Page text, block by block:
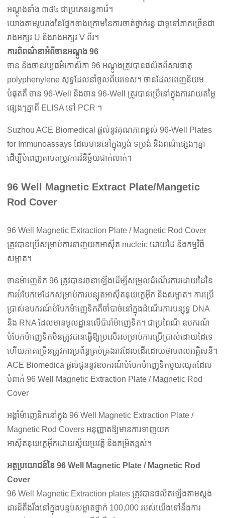
អណ្តូង​ទាំង ៣៨៤ ជា​ប្រភេទ​រន្ធ​ការ៉េ។
យោងតាមរូបរាងនៃផ្នែកខាងក្រោមនៃការចាត់ថ្នាក់រន្ធ ជាទូទៅភាគច្រើនជា
រាងអក្សរ U និងរាងអក្សរ V ពីរ។
ការពិពណ៌នាអំពីចានអណ្តូង 96
ចាន និងចានវប្បធម៌កោសិកា 96 អណ្តូងត្រូវបានផលិតពីសារធាតុ
polyphenylene សុទ្ធដែលនាំចូលពីបរទេស។ ចានដែលពេញនិយម
បំផុតគឺ ចាន 96-Well និងចាន 96-Well ត្រូវបានប្រើនៅក្នុងការវាយតម្លៃ
ផ្សេងៗគ្នាពី ELISA ទៅ PCR ។
Suzhou ACE Biomedical ផ្តល់នូវគុណភាពខ្ពស់ 96-Well Plates
for Immunoassays ដែលមាននៅក្នុងប្លង់ ទម្រង់ និងពណ៌ផ្សេងៗគ្នា
ដើម្បីបំពេញតាមតម្រូវការវិនិច្ឆ័យជាក់លាក់។
96 Well Magnetic Extract Plate/Mangetic
Rod Cover
96 Well Magnetic Extraction Plate / Magnetic Rod Cover
ត្រូវបានប្រើសម្រាប់ការទាញយកអាស៊ីត nucleic ដោយដៃ និងកម្មវិធី
សម្អាត។
ចានម៉ាញេទិក 96 ត្រូវបានរចនាឡើងដើម្បីសម្រួលដំណើរការដោយដៃនៃ
ការបំបែកមេដែកសម្រាប់ការបន្សុតអាស៊ីតនុយក្លេអ៊ីក និងសម្អាត។ ការប្រើ
ប្រាស់ឧបករណ៍បំបែកម៉ាញេទិកគឺចាំបាច់នៅក្នុងដំណើរការបន្សុទ្ធ DNA
និង RNA ដែលមានមូលដ្ឋានលើប៉ារ៉ាម៉ាញេទិក។ ជាប្រពៃណី ឧបករណ៍
បំបែកម៉ាញេទិកមិនត្រូវបានធ្វើឱ្យប្រសើរសម្រាប់ការប្រើប្រាស់ដោយដៃទេ
ហើយភាគច្រើនត្រូវការប្រព័ន្ធគ្រប់គ្រងរាវដែលដើរដោយថាមពលអគ្គិសនី។
ACE Biomedica ផ្តល់ជូននូវឧបករណ៍បំបែកម៉ាញេទិកមួយឈុតដែល
បំពាក់ 96 Well Magnetic Extraction Plate / Magnetic Rod
Cover
អង្កាំម៉ាញេទិកនៅក្នុង 96 Well Magnetic Extraction Plate /
Magnetic Rod Covers អនុញ្ញាតឱ្យមានការទាញយក
អាស៊ីតនុយក្លេអ៊ីកដោយស្វ័យប្រវត្តិ និងកម្រិតខ្ពស់។
អត្ថប្រយោជន៍នៃ 96 Well Magnetic Plate / Magnetic Rod
Cover
96 Well Magnetic Extraction plates ត្រូវបានផលិតឡើងតាមស្តង់
ដារដ៏តឹងរឹងនៅក្នុងបន្ទប់សម្អាតថ្នាក់ 100,000 របស់យើងទៅនឹងការ